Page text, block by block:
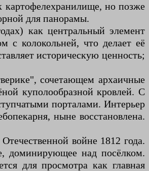
картофелехранилище, но позже
для панорамы.
как центральный элемент
с колокольней, что делает её
историческую ценность;
сочетающем архаичные
куполообразной кровлей. С
порталами. Интерьер
ныне восстановлена.
войне 1812 года.
доминирующее над посёлком.
для просмотра как главная